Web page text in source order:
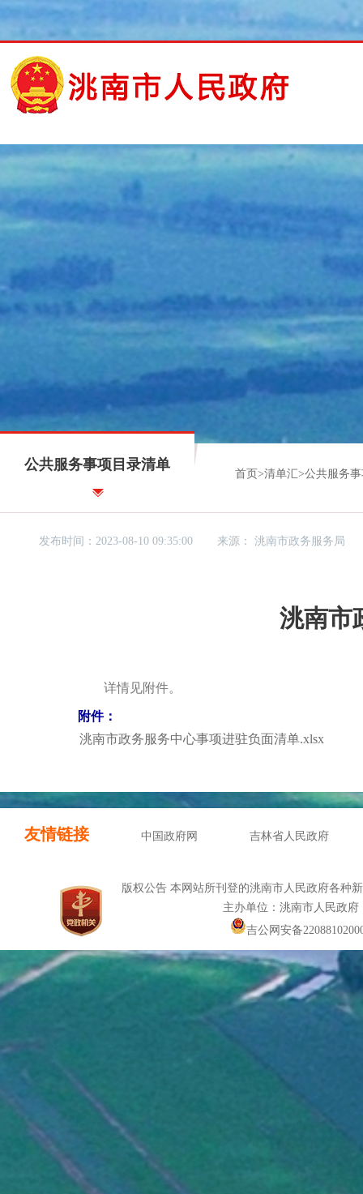
公共服务事项目录清单
首页 >清单汇>公共服务
发布时间：2023-08-10 09:35:00 来源：洮南市政务服务局
洮南市
详情见附件。
附件：
洮南市政务服务中心事项进驻负面清单.xlsx
友情链接 中国政府网 吉林省人民政府
版权公告 本网站所刊登的洮南市人民政府各种
主办单位：洮南市人民政
吉公网安备